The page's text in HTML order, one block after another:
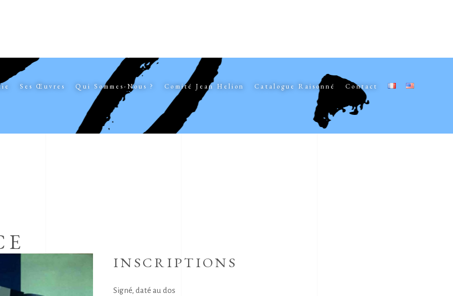
Ses Œuvres Qui Sommes-Nous ? Comité Jean Helion Catalogue Raisonné Contact
INSCRIPTIONS
Signé, daté au dos